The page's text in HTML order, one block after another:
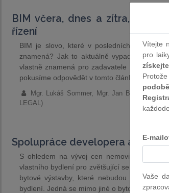
BIM včera, dnes a zítra, aneb
řízení
BIM je slovo, které v posledních měsících
znamená? Jak to aktuálně vypadá se
vlastně znamená pro zadavatele a je BIM
pokusíme odpovědět v tomto článku.
Mgr. Lukáš Sommer, Mgr. Jan Bořuta, Mgr.
LEGAL)
Spolupráce developera a
S ohledem na vývoj cen nemovitostí v
vlastního bydlení pro zvětšující se část
bytové výstavby, které nebudou
bydlení. Jedná se mimo jiné o bytovou
Vítejte
pro
E-
Vaše